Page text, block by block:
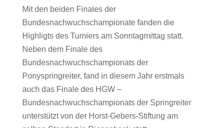
Mit den beiden Finales der
Bundesnachwuchschampionate fanden die
Highligts des Turniers am Sonntagmittag statt.
Neben dem Finale des
Bundesnachwuchschampionats der
Ponyspringreiter, fand in diesem Jahr erstmals
auch das Finale des HGW –
Bundesnachwuchschampionats der Springreiter
unterstützt von der Horst-Gebers-Stiftung am